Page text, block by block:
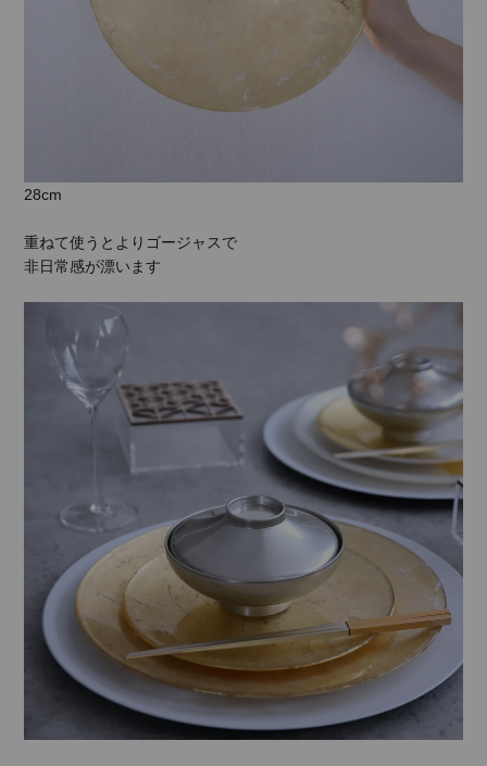
28cm
重ねて使うとよりゴージャスで
非日常感が漂います